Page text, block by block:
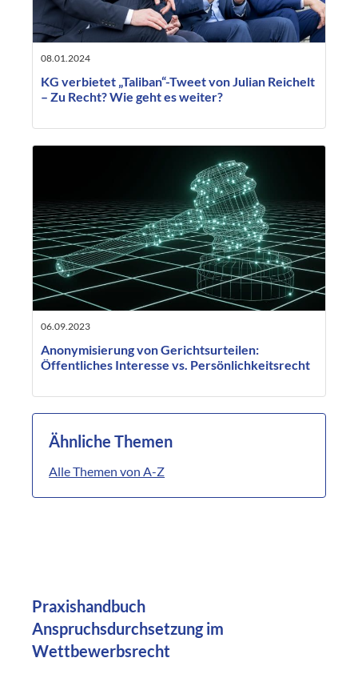
08.01.2024
KG verbietet „Taliban“-Tweet von Julian Reichelt
– Zu Recht? Wie geht es weiter?
06.09.2023
Anonymisierung von Gerichtsurteilen:
Öffentliches Interesse vs. Persönlichkeitsrecht
Ähnliche Themen
Alle Themen von A-Z
Praxishandbuch
Anspruchsdurchsetzung im
Wettbewerbsrecht